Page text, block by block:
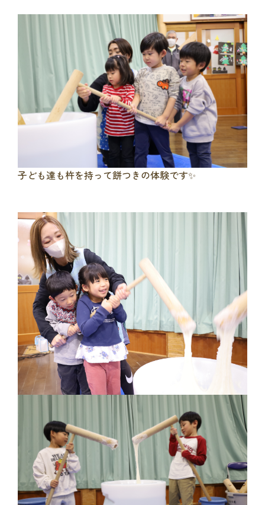
子ども達も杵を持って餅つきの体験です✨